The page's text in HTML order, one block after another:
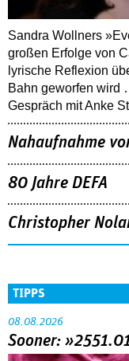
Sandra Wollners
großen Erfolge von
lyrische Reflexion
Bahn geworfen wird
Gespräch mit Anke
Nahaufnahme
80 Jahre DEFA
Christopher
TIPPS
08.08.2026
Sooner: